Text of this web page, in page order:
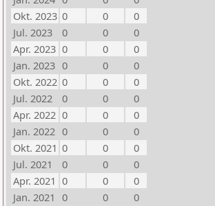
Okt. 2023 0 0
0
Jul. 2023
0 0
0
Apr. 2023 0 0
0
Jan. 2023 0 0
0
Okt. 2022 0 0
0
Jul. 2022
0 0
0
Apr. 2022 0 0
0
Jan. 2022 0 0
0
Okt. 2021 0 0
0
Jul. 2021
0 0
0
Apr. 2021 0 0
0
Jan. 2021 0 0
0